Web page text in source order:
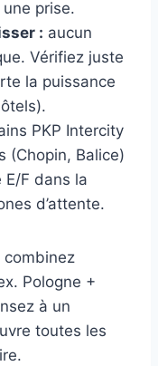
prise.
: aucun
Vérifiez juste
la puissance
PKP Intercity
(Chopin, Balice)
F dans la
d’attente.
combinez
Pologne +
à un
toutes les